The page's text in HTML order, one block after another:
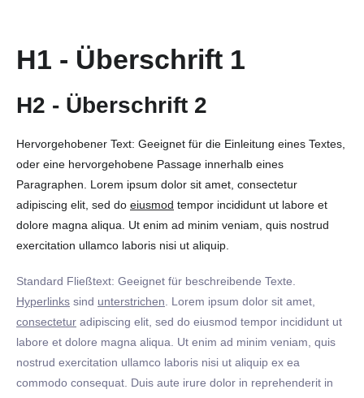
H1 - Überschrift 1
H2 - Überschrift 2
Hervorgehobener Text: Geeignet für die Einleitung eines Textes,
oder eine hervorgehobene Passage innerhalb eines
Paragraphen. Lorem ipsum dolor sit amet, consectetur
adipiscing elit, sed do eiusmod tempor incididunt ut labore et
dolore magna aliqua. Ut enim ad minim veniam, quis nostrud
exercitation ullamco laboris nisi ut aliquip.
Standard Fließtext: Geeignet für beschreibende Texte.
Hyperlinks sind unterstrichen. Lorem ipsum dolor sit amet,
consectetur adipiscing elit, sed do eiusmod tempor incididunt ut
labore et dolore magna aliqua. Ut enim ad minim veniam, quis
nostrud exercitation ullamco laboris nisi ut aliquip ex ea
commodo consequat. Duis aute irure dolor in reprehenderit in